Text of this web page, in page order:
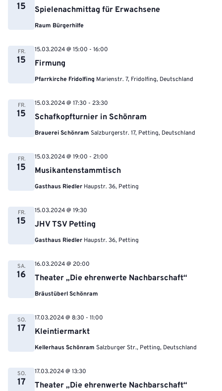
15 Spielenachmittag für Erwachsene
Raum Bürgerhilfe
FR.
15 Firmung
15.03.2024 @ 15:00 - 16:00
Pfarrkirche Fridolfing Marienstr. 7, Fridolfing, Deutschland
FR.
15 Schafkopfturnier in Schönram
15.03.2024 @ 17:30 - 23:30
Brauerei Schönram Salzburgerstr. 17, Petting, Deutschland
FR.
15 Musikantenstammtisch
15.03.2024 @ 19:00 - 21:00
Gasthaus Riedler Haupstr. 36, Petting
FR.
15 JHV TSV Petting
15.03.2024 @ 19:30
Gasthaus Riedler Haupstr. 36, Petting
SA.
16 Theater „Die ehrenwerte Nachbarschaft“
16.03.2024 @ 20:00
Bräustüberl Schönram
SO.
17 Kleintiermarkt
17.03.2024 @ 8:30 - 11:00
Kellerhaus Schönram Salzburger Str., Petting, Deutschland
SO.
17 Theater „Die ehrenwerte Nachbarschaft“
17.03.2024 @ 13:30